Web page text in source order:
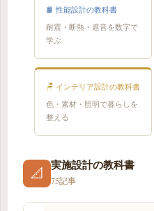
📙 性能設計の教科書
耐震・断熱・遮音を数字で
学ぶ
🪑 インテリア設計の教科書
色・素材・照明で暮らしを
整える
📐 実施設計の教科書
75記事